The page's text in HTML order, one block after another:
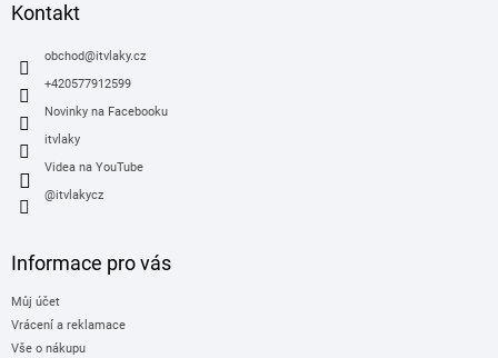
Kontakt
obchod@itvlaky.cz
+420577912599
Novinky na Facebooku
itvlaky
Videa na YouTube
@itvlakycz
Informace pro vás
Můj účet
Vrácení a reklamace
Vše o nákupu